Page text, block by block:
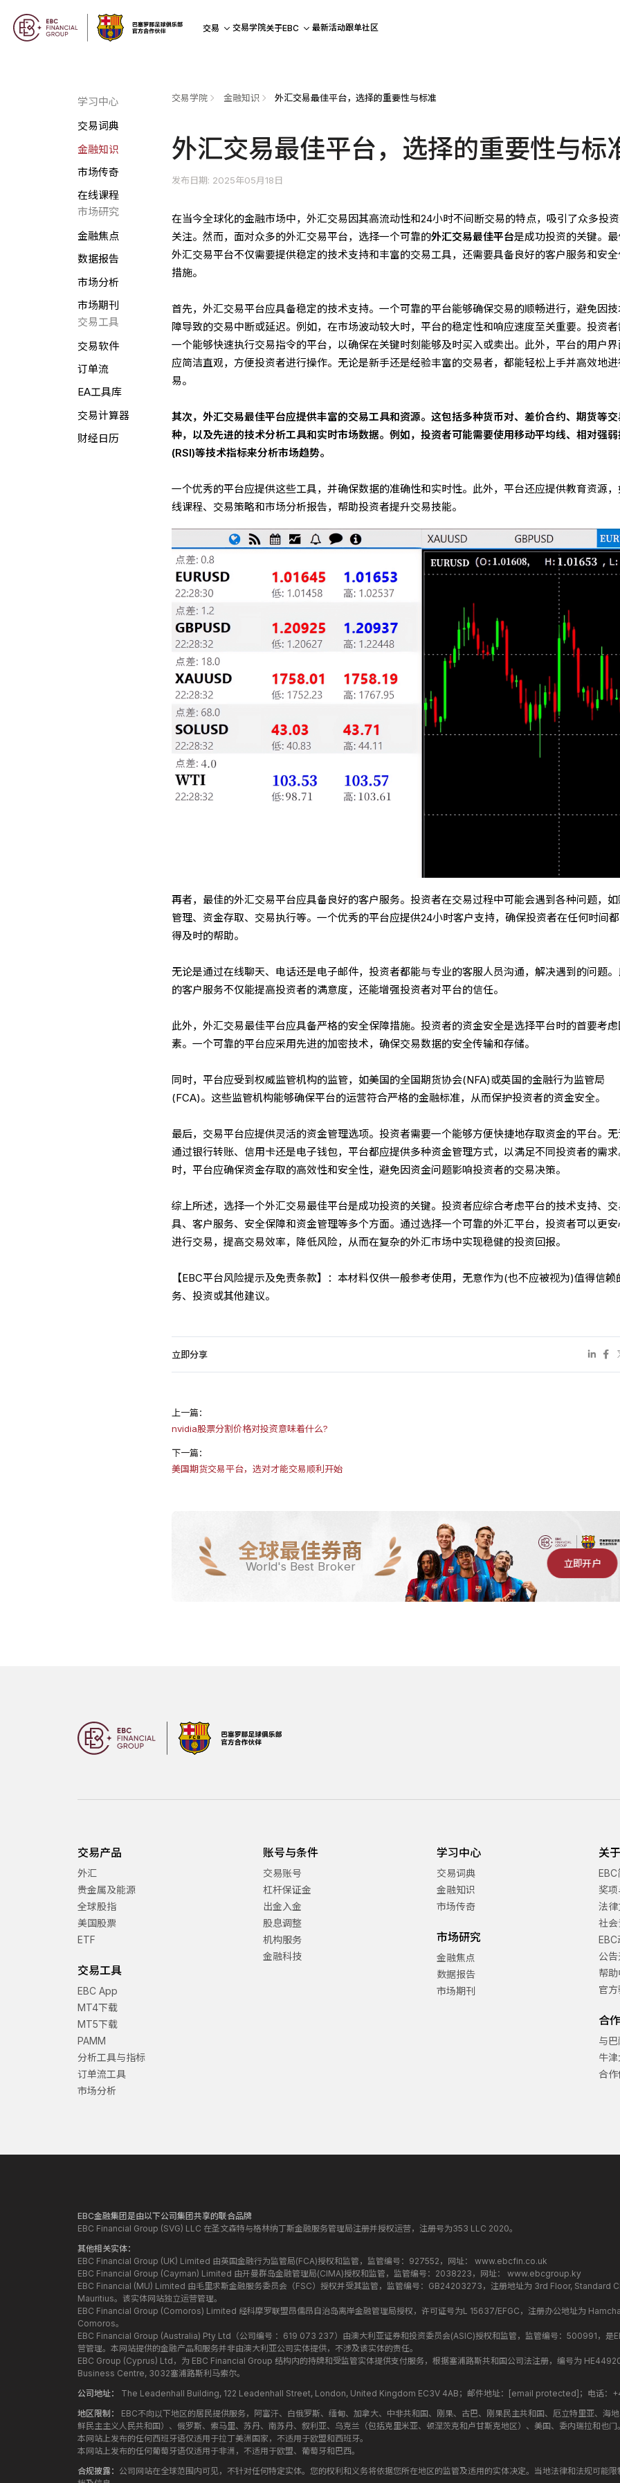
交易 交易学院关于EBC 最新活动跟单社区
学习中心
交易词典
金融知识
市场传奇
在线课程
市场研究
金融焦点
数据报告
市场分析
市场期刊
交易工具
交易软件
订单流
EA工具库
交易计算器
财经日历
交易学院 金融知识 外汇交易最佳平台，选择的重要性与标准
外汇交易最佳平台，选择的重要性与标
发布日期: 2025年05月18日
在当今全球化的金融市场中，外汇交易因其高流动性和24小时不间断交易的特点，吸引了众多投
关注。然而，面对众多的外汇交易平台，选择一个可靠的外汇交易最佳平台是成功投资的关键。
外汇交易平台不仅需要提供稳定的技术支持和丰富的交易工具，还需要具备良好的客户服务和安
措施。
首先，外汇交易平台应具备稳定的技术支持。一个可靠的平台能够确保交易的顺畅进行，避免因
障导致的交易中断或延迟。例如，在市场波动较大时，平台的稳定性和响应速度至关重要。投资
一个能够快速执行交易指令的平台，以确保在关键时刻能够及时买入或卖出。此外，平台的用户
应简洁直观，方便投资者进行操作。无论是新手还是经验丰富的交易者，都能轻松上手并高效地
易。
其次，外汇交易最佳平台应提供丰富的交易工具和资源。这包括多种货币对、差价合约、期货等
种，以及先进的技术分析工具和实时市场数据。例如，投资者可能需要使用移动平均线、相对强
(RSI)等技术指标来分析市场趋势。
一个优秀的平台应提供这些工具，并确保数据的准确性和实时性。此外，平台还应提供教育资源
线课程、交易策略和市场分析报告，帮助投资者提升交易技能。
再者，最佳的外汇交易平台应具备良好的客户服务。投资者在交易过程中可能会遇到各种问题，
管理、资金存取、交易执行等。一个优秀的平台应提供24小时客户支持，确保投资者在任何时间
得及时的帮助。
无论是通过在线聊天、电话还是电子邮件，投资者都能与专业的客服人员沟通，解决遇到的问题
的客户服务不仅能提高投资者的满意度，还能增强投资者对平台的信任。
此外，外汇交易最佳平台应具备严格的安全保障措施。投资者的资金安全是选择平台时的首要考
素。一个可靠的平台应采用先进的加密技术，确保交易数据的安全传输和存储。
同时，平台应受到权威监管机构的监管，如美国的全国期货协会(NFA)或英国的金融行为监管局
(FCA)。这些监管机构能够确保平台的运营符合严格的金融标准，从而保护投资者的资金安全。
最后，交易平台应提供灵活的资金管理选项。投资者需要一个能够方便快捷地存取资金的平台。
通过银行转账、信用卡还是电子钱包，平台都应提供多种资金管理方式，以满足不同投资者的需
时，平台应确保资金存取的高效性和安全性，避免因资金问题影响投资者的交易决策。
综上所述，选择一个外汇交易最佳平台是成功投资的关键。投资者应综合考虑平台的技术支持、
具、客户服务、安全保障和资金管理等多个方面。通过选择一个可靠的外汇平台，投资者可以更
进行交易，提高交易效率，降低风险，从而在复杂的外汇市场中实现稳健的投资回报。
【EBC平台风险提示及免责条款】：本材料仅供一般参考使用，无意作为(也不应被视为)值得信赖
务、投资或其他建议。
立即分享
上一篇：
nvidia股票分割价格对投资意味着什么?
下一篇：
美国期货交易平台，选对才能交易顺利开始
全球最佳券商
World's Best Broker 立即开户
交易产品
外汇
贵金属及能源
全球股指
美国股票
ETF
交易工具
EBC App
MT4下载
MT5下载
PAMM
分析工具与指标
订单流工具
市场分析
账号与条件
交易账号
杠杆保证金
出金入金
股息调整
机构服务
金融科技
学习中心
交易词典
金融知识
市场传奇
市场研究
金融焦点
数据报告
市场期刊
关
奖
法
社
公
帮
官
合
与
牛
合
EBC金融集团是由以下公司集团共享的联合品牌
EBC Financial Group (SVG) LLC 在圣文森特与格林纳丁斯金融服务管理局注册并授权运营，注册号为353 LLC 2020。
其他相关实体：
EBC Financial Group (UK) Limited 由英国金融行为监管局(FCA)授权和监管，监管编号：927552，网址： www.ebcfin.co.uk
EBC Financial Group (Cayman) Limited 由开曼群岛金融管理局(CIMA)授权和监管，监管编号：2038223，网址： www.ebcgroup.ky
EBC Financial (MU) Limited 由毛里求斯金融服务委员会（FSC）授权并受其监管，监管编号：GB24203273，注册地址为 3rd Floor,
Mauritius。该实体网站独立运营管理。
EBC Financial Group (Comoros) Limited 经科摩罗联盟昂儒昂自治岛离岸金融管理局授权，许可证号为L 15637/EFGC，注册办公地址为
Comoros。
EBC Financial Group (Australia) Pty Ltd（公司编号 ：619 073 237）由澳大利亚证券和投资委员会(ASIC)授权和监管，监管编号：500991，是
营管理。本网站提供的金融产品和服务并非由澳大利亚公司实体提供，不涉及该实体的责任。
EBC Group (Cyprus) Ltd，为 EBC Financial Group 结构内的持牌和受监管实体提供支付服务，根据塞浦路斯共和国公司法注册，编号为
Business Centre, 3032塞浦路斯利马索尔。
公司地址：
The Leadenhall Building, 122 Leadenhall Street, London, United Kingdom EC3V 4AB；邮件地址： [email protected] ；电话：
地区限制：
EBC不向以下地区的居民提供服务，阿富汗、白俄罗斯、缅甸、加拿大、中非共和国、刚果、古巴、刚果民主共和国、厄立特里亚、海
鲜民主主义人民共和国）、俄罗斯、索马里、苏丹、南苏丹、叙利亚、乌克兰（包括克里米亚、顿涅茨克和卢甘斯克地区）、美国、委内瑞拉和也
本网站上发布的任何西班牙语仅适用于拉丁美洲国家，不适用于欧盟和西班牙。
本网站上发布的任何葡萄牙语仅适用于非洲，不适用于欧盟、葡萄牙和巴西。
合规披露： 公司网站在全球范围内可见，不针对任何特定实体。您的权利和义务将依据您所在地区的监管及适用的实体决定。当地法律和法规可能